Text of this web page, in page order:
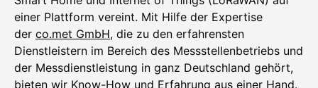
einer Plattform vereint. Mit Hilfe der Expertise
der co.met GmbH, die zu den erfahrensten
Dienstleistern im Bereich des Messstellenbetriebs und
der Messdienstleistung in ganz Deutschland gehört,
bieten wir Know-How und Erfahrung aus einer Hand.